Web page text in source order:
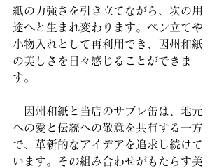
紙の力強さを引き立てながら、次の用
途へと生まれ変わります。ペン立てや
小物入れとして再利用でき、因州和紙
の美しさを日々感じることができま
す。
因州和紙と当店のサブレ缶は、地元
への愛と伝統への敬意を共有する一方
で、革新的なアイデアを追求し続けて
います。その組み合わせがもたらす美